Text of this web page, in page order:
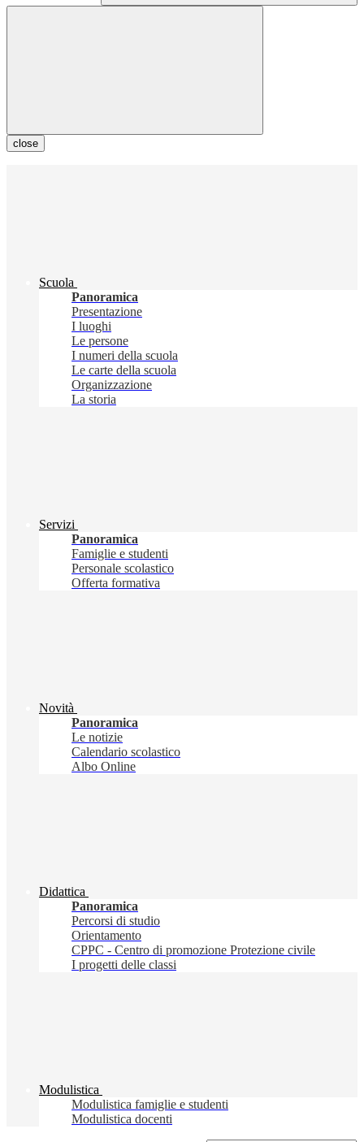
close
Scuola
Panoramica
Presentazione
I luoghi
Le persone
I numeri della scuola
Le carte della scuola
Organizzazione
La storia
Servizi
Panoramica
Famiglie e studenti
Personale scolastico
Offerta formativa
Novità
Panoramica
Le notizie
Calendario scolastico
Albo Online
Didattica
Panoramica
Percorsi di studio
Orientamento
CPPC - Centro di promozione Protezione civile
I progetti delle classi
Modulistica
Modulistica famiglie e studenti
Modulistica docenti